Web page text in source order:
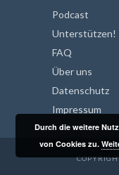
Podcast
Unterstützen!
FAQ
Über uns
Datenschutz
Impressum
Durch die weitere
von Cookies zu.